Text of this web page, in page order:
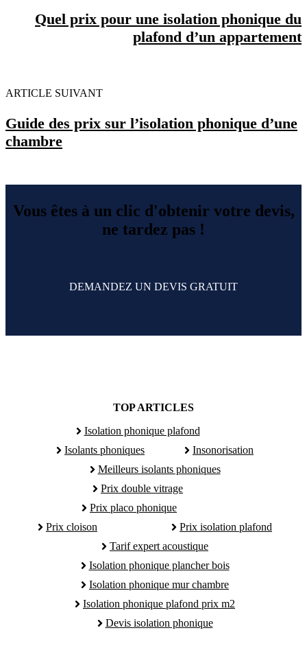
Quel prix pour une isolation phonique du
plafond d’un appartement
ARTICLE SUIVANT
Guide des prix sur l’isolation phonique d’une
chambre
Vous êtes à un clic d'obtenir votre devis,
ne tardez pas !
DEMANDEZ UN DEVIS GRATUIT
TOP ARTICLES
Isolation phonique plafond
Isolants phoniques
Insonorisation
Meilleurs isolants phoniques
Prix double vitrage
Prix placo phonique
Prix cloison
Prix isolation plafond
Tarif expert acoustique
Isolation phonique plancher bois
Isolation phonique mur chambre
Isolation phonique plafond prix m2
Devis isolation phonique